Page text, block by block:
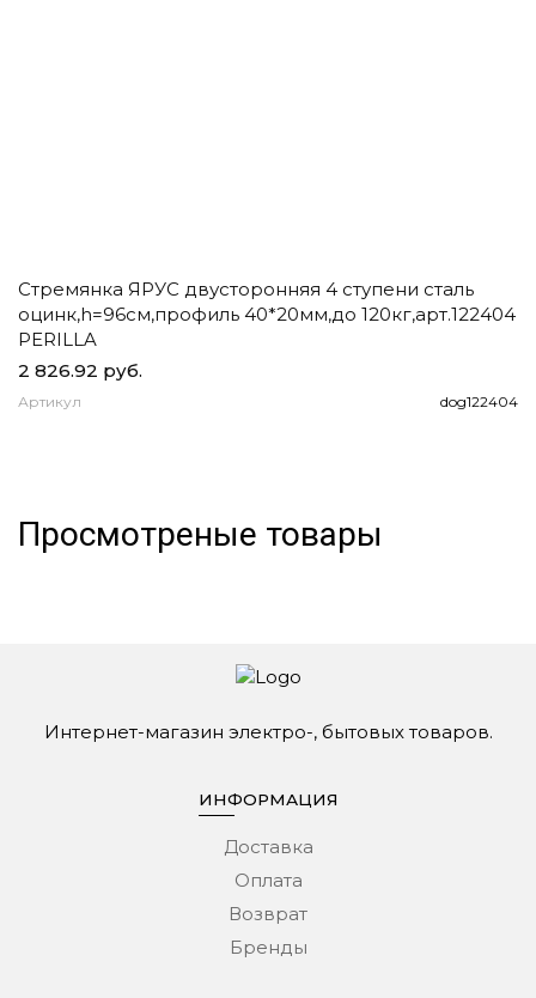
Стремянка ЯРУС двусторонняя 4 ступени сталь
оцинк,h=96см,профиль 40*20мм,до 120кг,арт.122404
PERILLA
2 826.92 руб.
Артикул dog122404
Просмотреные товары
Интернет-магазин электро-, бытовых товаров.
ИНФОРМАЦИЯ
Доставка
Оплата
Возврат
Бренды